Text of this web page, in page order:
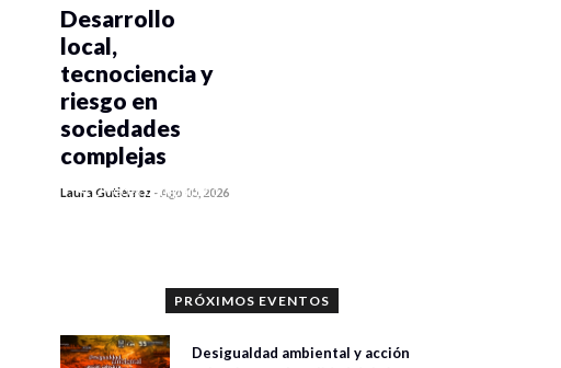
0 veces compartido
Desarrollo
local,
tecnociencia y
riesgo en
sociedades
complejas
Laura Gutiérrez -Ago 05, 2026
PRÓXIMOS EVENTOS
Desigualdad ambiental y acción